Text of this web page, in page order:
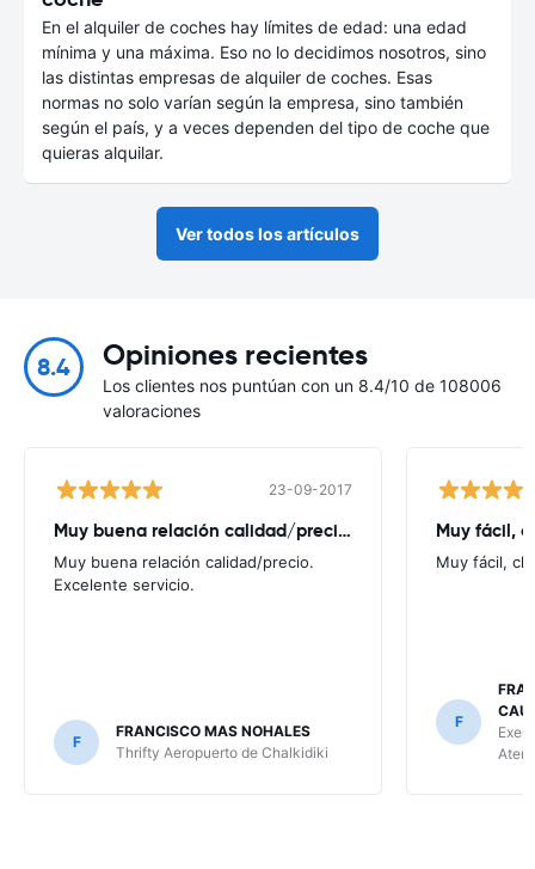
En el alquiler de coches hay límites de edad: una edad
mínima y una máxima. Eso no lo decidimos nosotros, sino
las distintas empresas de alquiler de coches. Esas
normas no solo varían según la empresa, sino también
según el país, y a veces dependen del tipo de coche que
quieras alquilar.
Ver todos los artículos
8.4 Opiniones recientes
Los clientes nos puntúan con un 8.4/10 de 108006
valoraciones
23-09-2017
Muy buena relación calidad/precio. Excelente
Muy buena relación calidad/precio.
Excelente servicio.
F
FRANCISCO MAS NOHALES
Thrifty Aeropuerto de Chalkidiki
Muy fácil,
Muy fácil,
F
Exer